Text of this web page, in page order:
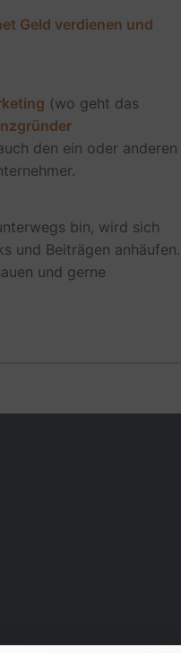
Geld verdienen und
(wo geht das
den ein oder anderen
bin, wird sich
und Beiträgen anhäufen.
und gerne